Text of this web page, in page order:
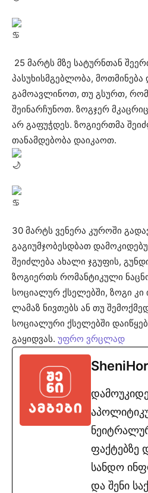
25 მარტს მზე სატურნთან
პასუხისმგებლობა,
გამოავლინოთ, თუ გსურთ, რომ
შეინარჩუნოთ. ზოგჯერ
არ გაფუჭდეს. ზოგიერთმა
თანამდებობა დაიკაოთ.
30 მარტს ვენერა კუროში
გაგიუმჯობესდბათ
შეიძლება ახალი ჯგუფის,
ზოგიერთს რომანტიკული
სოციალურ ქსელებში, ზოგი კი
ლამაზ ნივთებს ან თუ
სოციალური ქსელებში
გაყიდვას. უფრო ვრცლად
ფაქტებზე
სანდო
და შენი